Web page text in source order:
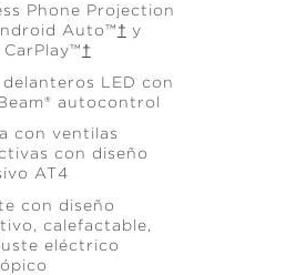
Phone Projection
Auto™† y
†
delanteros LED con
autocontrol
con ventilas
con diseño
AT4
con diseño
calefactable,
eléctrico